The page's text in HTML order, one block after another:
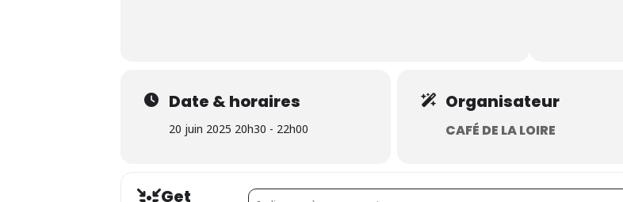
Date & horaires
20 juin 2025 20h30 - 22h00
Organisateur
CAFÉ DE LA LOIRE
Get Address - Pop Crimes []